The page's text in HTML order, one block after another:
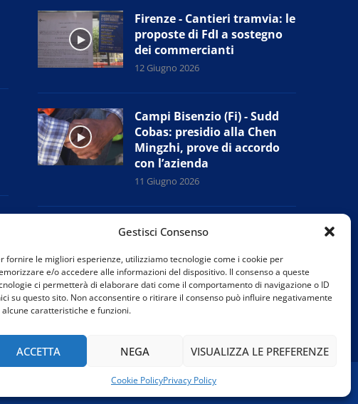
Gestisci Consenso
fornire le migliori esperienze, utilizziamo tecnologie come i cookie per
e/o accedere alle informazioni del dispositivo. Il consenso a queste
ci permetterà di elaborare dati come il comportamento di navigazione o ID
su questo sito. Non acconsentire o ritirare il consenso può influire negativamente
alcune caratteristiche e funzioni.
ACCETTA NEGA VISUALIZZA LE PREFERENZE
Cookie PolicyPrivacy Policy
Firenze - Cantieri tramvia: le
proposte di FdI a sostegno
dei commercianti
12 Giugno 2026
Campi Bisenzio (Fi) - Sudd
Cobas: presidio alla Chen
Mingzhi, prove di accordo
con l’azienda
11 Giugno 2026
Prato - Nuova giunta
“Tutelare i negozi di
vicinato”
11 Giugno 2026